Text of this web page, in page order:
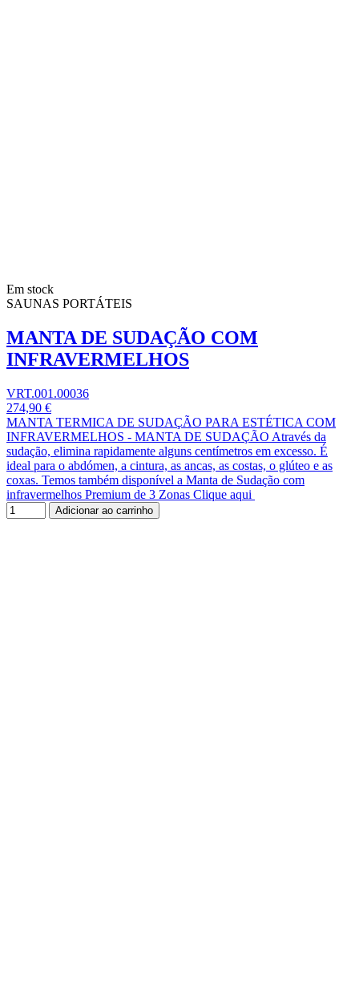
Em stock
SAUNAS PORTÁTEIS
MANTA DE SUDAÇÃO COM
INFRAVERMELHOS
VRT.001.00036
274,90 €
MANTA TERMICA DE SUDAÇÃO PARA ESTÉTICA COM
INFRAVERMELHOS - MANTA DE SUDAÇÃO Através da
sudação, elimina rapidamente alguns centímetros em excesso. É
ideal para o abdómen, a cintura, as ancas, as costas, o glúteo e as
coxas. Temos também disponível a Manta de Sudação com
infravermelhos Premium de 3 Zonas Clique aqui
Adicionar ao carrinho